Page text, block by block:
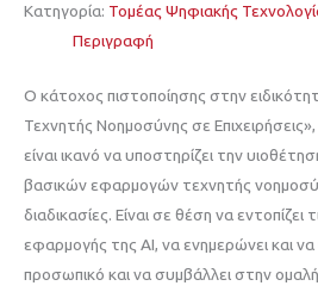
Κατηγορία: Τομέας Ψηφιακής
Περιγραφή
Ο κάτοχος πιστοποίησης στην
Τεχνητής Νοημοσύνης σε
είναι ικανό να υποστηρίζει την
βασικών εφαρμογών τεχνητής
διαδικασίες. Είναι σε θέση να εντοπίζει
εφαρμογής της AI, να ενημερώνει και να
προσωπικό και να συμβάλλει στην